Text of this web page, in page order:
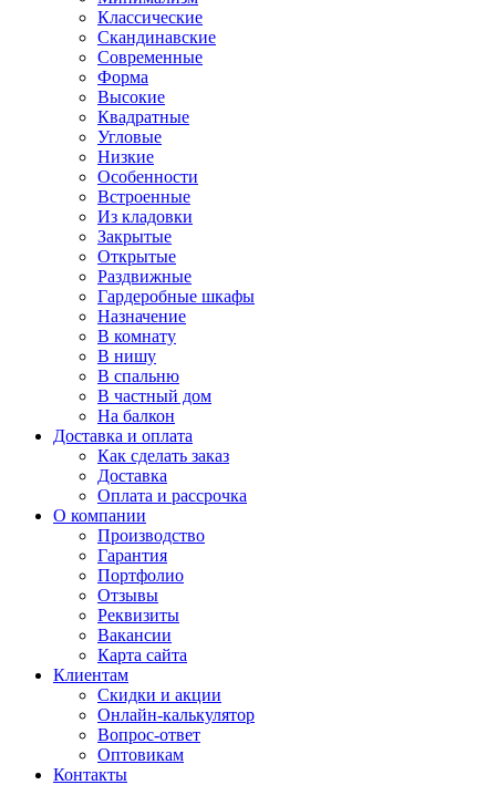
Классические
Скандинавские
Современные
Форма
Высокие
Квадратные
Угловые
Низкие
Особенности
Встроенные
Из кладовки
Закрытые
Открытые
Раздвижные
Гардеробные шкафы
Назначение
В комнату
В нишу
В спальню
В частный дом
На балкон
Доставка и оплата
Как сделать заказ
Доставка
Оплата и рассрочка
О компании
Производство
Гарантия
Портфолио
Отзывы
Реквизиты
Вакансии
Карта сайта
Клиентам
Скидки и акции
Онлайн-калькулятор
Вопрос-ответ
Оптовикам
Контакты